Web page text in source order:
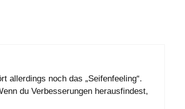
allerdings noch das „Seifenfeeling“.
du Verbesserungen herausfindest,